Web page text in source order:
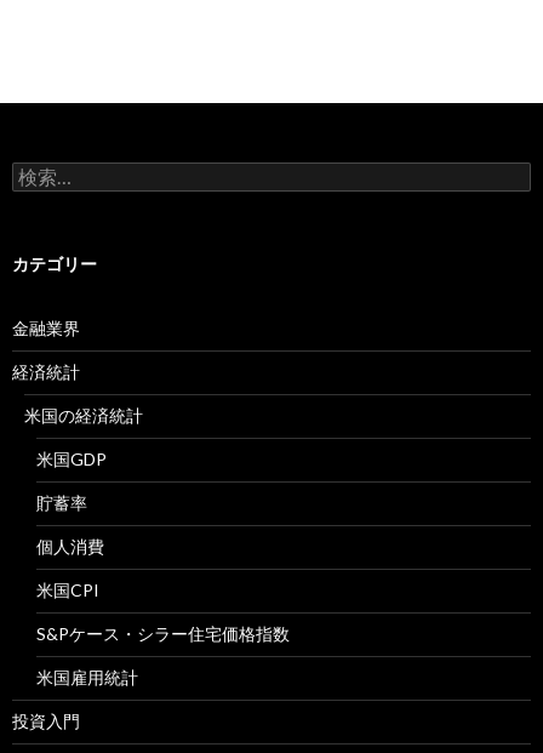
検
索:
カテゴリー
金融業界
経済統計
米国の経済統計
米国GDP
貯蓄率
個人消費
米国CPI
S&Pケース・シラー住宅価格指数
米国雇用統計
投資入門